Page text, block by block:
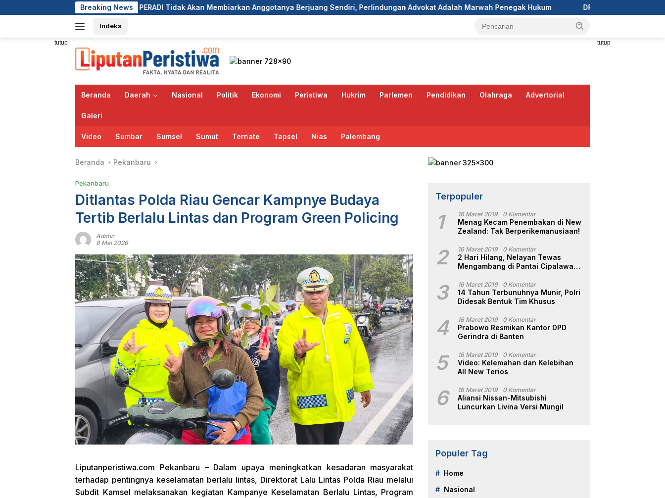
ke
Breaking News
Iwat Endri : PERADI Tidak Akan Membiarkan Anggotanya Berjuang Sendiri, Perlindungan Advokat Adalah Marwah Penegak Hukum DPC GRIB Jaya Pekanbaru Hadiri Peresmian
Indeks
tutup tutup
Beranda Daerah Nasional Politik Ekonomi Peristiwa Hukrim Parlemen Pendidikan Olahraga Advertorial
Galeri
Video Sumbar Sumsel Sumut Ternate Tapsel Nias Palembang
Beranda Pekanbaru
Pekanbaru
Ditlantas Polda Riau Gencar Kampnye Budaya
Tertib Berlalu Lintas dan Program Green Policing
Admin
8 Mei 2026
Liputanperistiwa.com Pekanbaru – Dalam upaya meningkatkan kesadaran masyarakat
terhadap pentingnya keselamatan berlalu lintas, Direktorat Lalu Lintas Polda Riau melalui
Subdit Kamsel melaksanakan kegiatan Kampanye Keselamatan Berlalu Lintas, Program
Terpopuler
1 16 Maret 2019 0 Komentar
Menag Kecam Penembakan di New
Zealand: Tak Berperikemanusiaan!
2 16 Maret 2019 0 Komentar
2 Hari Hilang, Nelayan Tewas
Mengambang di Pantai Cipalawah
3 16 Maret 2019 0 Komentar
14 Tahun Terbunuhnya Munir, Polri
Didesak Bentuk Tim Khusus
4 16 Maret 2019 0 Komentar
Prabowo Resmikan Kantor DPD
Gerindra di Banten
5 16 Maret 2019 0 Komentar
Video: Kelemahan dan Kelebihan
All New Terios
6 16 Maret 2019 0 Komentar
Aliansi Nissan-Mitsubishi
Luncurkan Livina Versi Mungil
Populer Tag
Home
Nasional